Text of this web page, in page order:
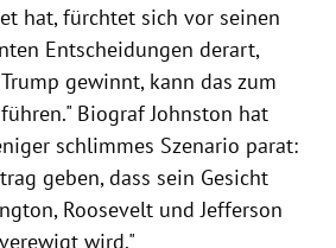
hat, fürchtet sich vor seinen
Entscheidungen derart,
Trump gewinnt, kann das zum
BiografJohnston hat
schlimmes Szenario parat:
geben, dass sein Gesicht
, Roosevelt und Jefferson
wird."